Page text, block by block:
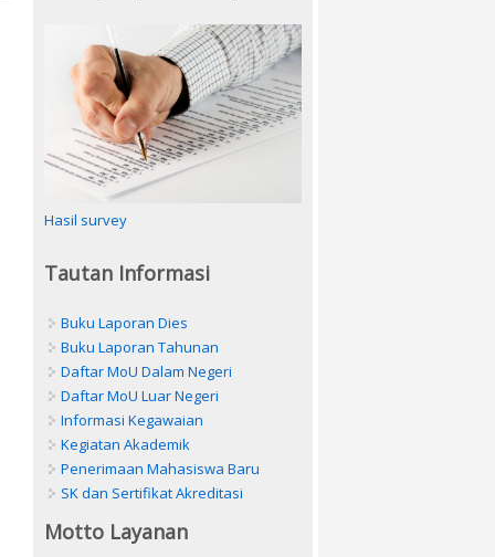
Hasil survey
Tautan Informasi
Buku Laporan Dies
Buku Laporan Tahunan
Daftar MoU Dalam Negeri
Daftar MoU Luar Negeri
Informasi Kegawaian
Kegiatan Akademik
Penerimaan Mahasiswa Baru
SK dan Sertifikat Akreditasi
Motto Layanan